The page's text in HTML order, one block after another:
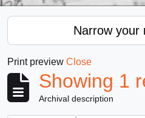
Narrow your
Print preview Close
Showing 1
Archival description